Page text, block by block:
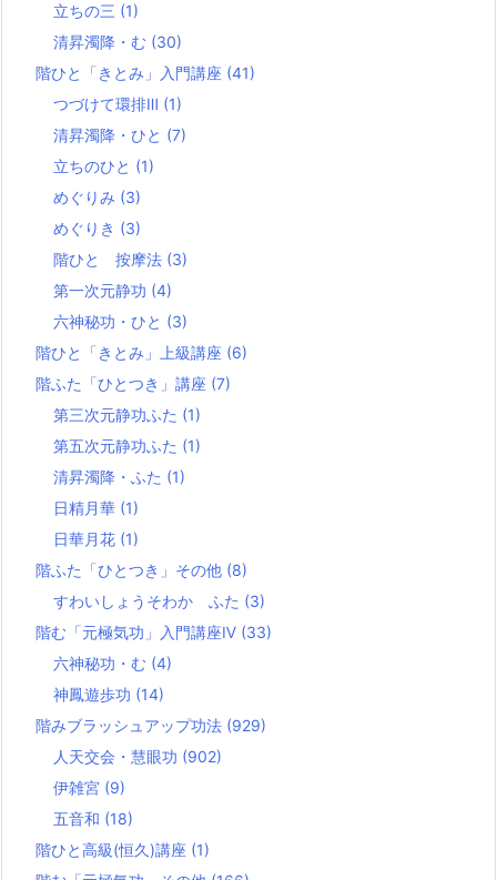
立ちの三 (1)
清昇濁降・む (30)
階ひと「きとみ」入門講座 (41)
つづけて環排Ⅲ (1)
清昇濁降・ひと (7)
立ちのひと (1)
めぐりみ (3)
めぐりき (3)
階ひと 按摩法 (3)
第一次元静功 (4)
六神秘功・ひと (3)
階ひと「きとみ」上級講座 (6)
階ふた「ひとつき」講座 (7)
第三次元静功ふた (1)
第五次元静功ふた (1)
清昇濁降・ふた (1)
日精月華 (1)
日華月花 (1)
階ふた「ひとつき」その他 (8)
すわいしょうそわか ふた (3)
階む「元極気功」入門講座Ⅳ (33)
六神秘功・む (4)
神鳳遊歩功 (14)
階みブラッシュアップ功法 (929)
人天交会・慧眼功 (902)
伊雑宮 (9)
五音和 (18)
階ひと高級(恒久)講座 (1)